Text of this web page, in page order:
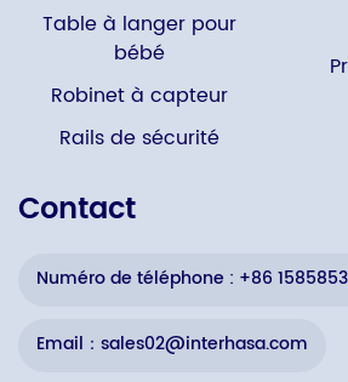
Table à langer pour
bébé
Robinet à capteur
Rails de sécurité
Contact
Numéro de téléphone : +86
Email：sales02@interhasa.com